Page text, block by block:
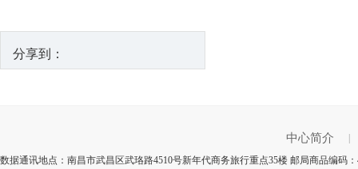
分享到：
中心简介
数据通讯地点：南昌市武昌区武珞路4510号新年代商务旅行重点35楼 邮局商品编码